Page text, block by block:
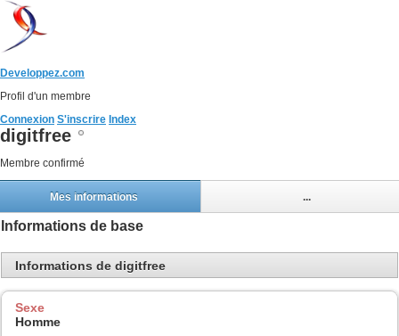
Developpez.com
Profil d'un membre
Connexion S'inscrire Index
digitfree
Membre confirmé
Mes informations ...
Informations de base
Informations de digitfree
Sexe
Homme